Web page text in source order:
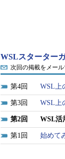
WSLスターター
次回の掲載をメー
4 WSL上
3 WSL上
2 WSL活
1 始めて